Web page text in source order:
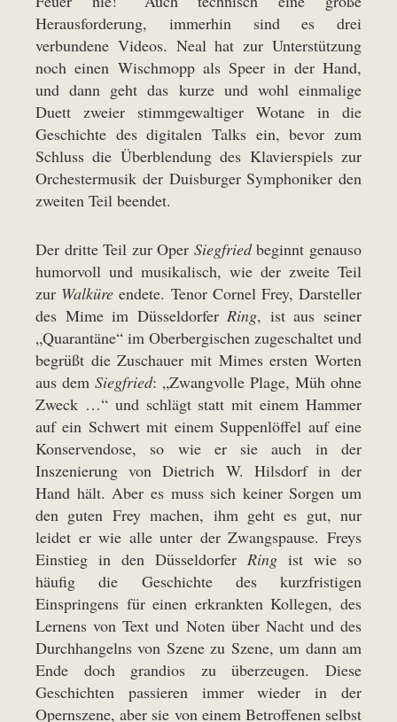
Herausforderung, immerhin sind es drei
verbundene Videos. Neal hat zur Unterstützung
noch einen Wischmopp als Speer in der Hand,
und dann geht das kurze und wohl einmalige
Duett zweier stimmgewaltiger Wotane in die
Geschichte des digitalen Talks ein, bevor zum
Schluss die Überblendung des Klavierspiels zur
Orchestermusik der Duisburger Symphoniker den
zweiten Teil beendet.
Der dritte Teil zur Oper Siegfriedbeginnt genauso
humorvoll und musikalisch, wie der zweite Teil
zur Walküre endete. Tenor Cornel Frey, Darsteller
des Mime im DüsseldorferRing, ist aus seiner
„Quarantäne“ im Oberbergischen zugeschaltet und
begrüßt die Zuschauer mit Mimes ersten Worten
aus dem Siegfried: „Zwangvolle Plage, Müh ohne
Zweck …“ und schlägt statt mit einem Hammer
auf ein Schwert mit einem Suppenlöffel auf eine
Konservendose, so wie er sie auch in der
Inszenierung von Dietrich W. Hilsdorf in der
Hand hält. Aber es muss sich keiner Sorgen um
den guten Frey machen, ihm geht es gut, nur
leidet er wie alle unter der Zwangspause. Freys
Einstieg in den Düsseldorfer Ring ist wie so
häufig die Geschichte des kurzfristigen
Einspringens für einen erkrankten Kollegen, des
Lernens von Text und Noten über Nacht und des
Durchhangelns von Szene zu Szene, um dann am
Ende doch grandios zu überzeugen. Diese
Geschichten passieren immer wieder in der
Opernszene, aber sie von einem Betroffenen selbst